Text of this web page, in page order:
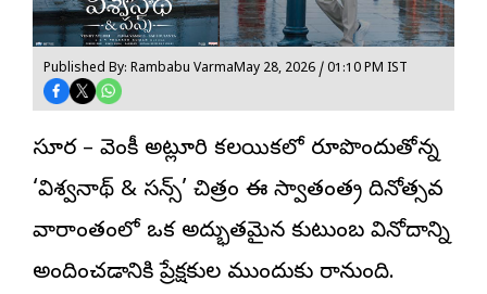
Published By: Rambabu VarmaMay 28, 2026 / 01:10 PM IST
సూర్య – వెంకీ అట్లూరి కలయికలో రూపొందుతోన్న
‘విశ్వనాథ్ & సన్స్’ చిత్రం ఈ స్వాతంత్య్ర దినోత్సవ
వారాంతంలో ఒక అద్భుతమైన కుటుంబ వినోదాన్ని
అందించడానికి ప్రేక్షకుల ముందుకు రానుంది.